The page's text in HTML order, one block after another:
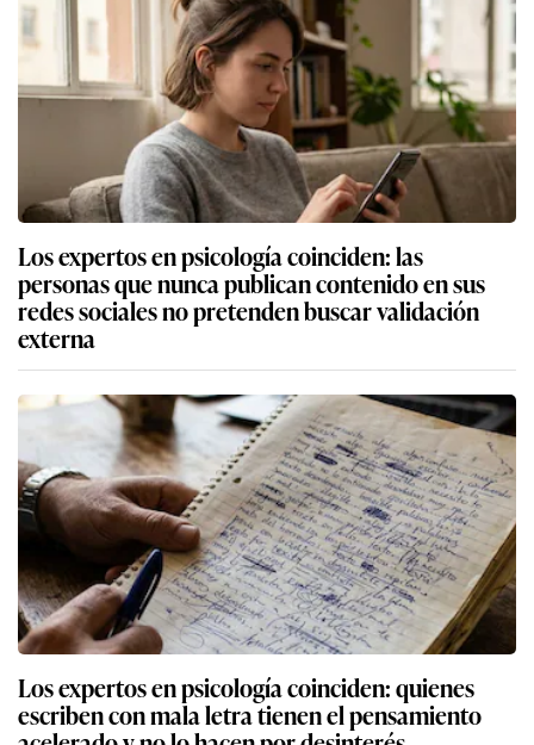
Los expertos en psicología coinciden: las
personas que nunca publican contenido en sus
redes sociales no pretenden buscar validación
externa
Los expertos en psicología coinciden: quienes
escriben con mala letra tienen el pensamiento